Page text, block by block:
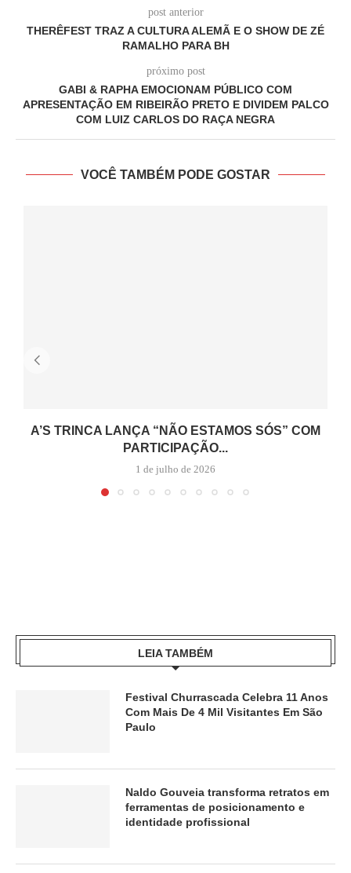
post anterior
THERÊFEST TRAZ A CULTURA ALEMÃ E O SHOW DE ZÉ
RAMALHO PARA BH
próximo post
GABI & RAPHA EMOCIONAM PÚBLICO COM
APRESENTAÇÃO EM RIBEIRÃO PRETO E DIVIDEM PALCO
COM LUIZ CARLOS DO RAÇA NEGRA
VOCÊ TAMBÉM PODE GOSTAR
A’S TRINCA LANÇA “NÃO ESTAMOS SÓS” COM
PARTICIPAÇÃO...
1 de julho de 2026
LEIA TAMBÉM
Festival Churrascada Celebra 11 Anos
Com Mais De 4 Mil Visitantes Em São
Paulo
Naldo Gouveia transforma retratos em
ferramentas de posicionamento e
identidade profissional